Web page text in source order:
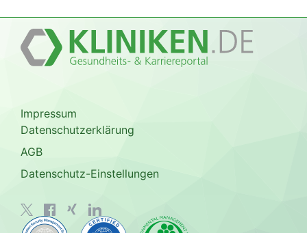
Impressum
Datenschutzerklärung
AGB
Datenschutz-Einstellungen